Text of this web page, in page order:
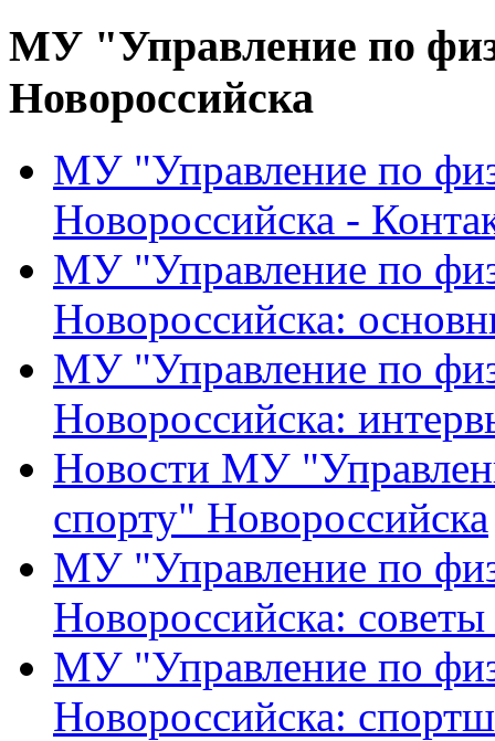
МУ "Управление по
Новороссийска
МУ "Управление по
Новороссийска -
МУ "Управление по
Новороссийска:
МУ "Управление по
Новороссийска:
Новости МУ
спорту" Новороссийска
МУ "Управление по
Новороссийска:
МУ "Управление по
Новороссийска: